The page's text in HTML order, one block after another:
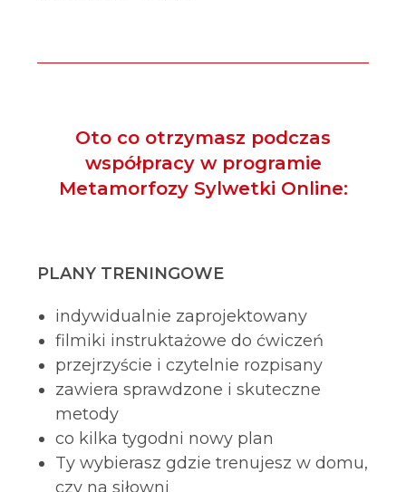
Oto co otrzymasz podczas
współpracy w programie
Metamorfozy Sylwetki Online:
PLANY TRENINGOWE
indywidualnie zaprojektowany
filmiki instruktażowe do ćwiczeń
przejrzyście i czytelnie rozpisany
zawiera sprawdzone i skuteczne
metody
co kilka tygodni nowy plan
Ty wybierasz gdzie trenujesz w domu,
czy na siłowni